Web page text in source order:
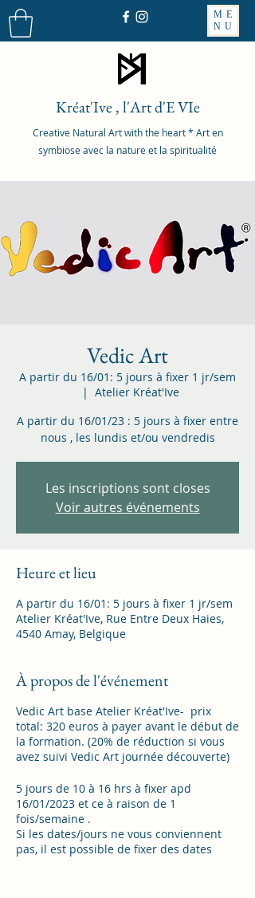
ME
NU
Kréat'Ive , l'Art d'E VIe
Creative Natural Art with the heart * Art en
symbiose avec la nature et la spiritualité
Vedic Art
A partir du 16/01: 5 jours à fixer 1 jr/sem
  |
Atelier Kréat'Ive
A partir du 16/01/23 : 5 jours à fixer entre
nous , les lundis et/ou vendredis
Les inscriptions sont closes
Voir autres événements
Heure et lieu
A partir du 16/01: 5 jours à fixer 1 jr/sem
Atelier Kréat'Ive, Rue Entre Deux Haies,
4540 Amay, Belgique
À propos de l'événement
Vedic Art base Atelier Kréat'Ive- prix
total: 320 euros à payer avant le début de
la formation. (20% de réduction si vous
avez suivi Vedic Art journée découverte)
5 jours de 10 à 16 hrs à fixer apd
16/01/2023 et ce à raison de 1
fois/semaine .
Si les dates/jours ne vous conviennent
pas, il est possible de fixer des dates